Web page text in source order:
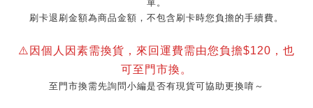
單。
刷卡退刷金額為商品金額，不包含刷卡時您負擔的手續費。
⚠️因個人因素需換貨，來回運費需由您負擔$120，也
可至門市換。
至門市換需先詢問小編是否有現貨可協助更換唷～